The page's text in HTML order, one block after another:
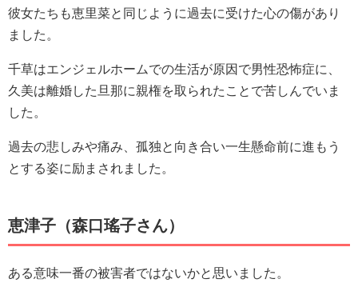
彼女たちも恵里菜と同じように過去に受けた心の傷があり
ました。
千草はエンジェルホームでの生活が原因で男性恐怖症に、
久美は離婚した旦那に親権を取られたことで苦しんでいま
した。
過去の悲しみや痛み、孤独と向き合い一生懸命前に進もう
とする姿に励まされました。
恵津子（森口瑤子さん）
ある意味一番の被害者ではないかと思いました。